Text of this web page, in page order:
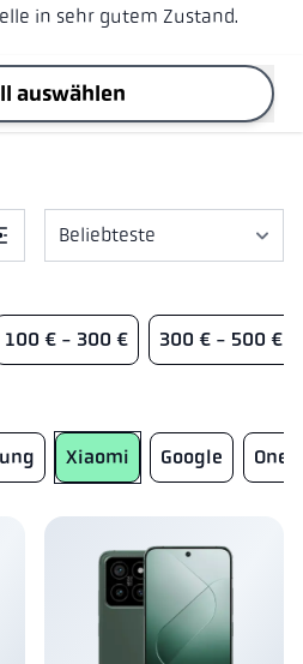
in sehr gutem Zustand.
auswählen
100 € - 300 € 300 € - 500 €
Xiaomi Google